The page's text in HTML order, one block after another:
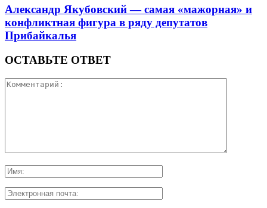
Александр Якубовский — самая «мажорная» и
конфликтная фигура в ряду депутатов
Прибайкалья
ОСТАВЬТЕ ОТВЕТ